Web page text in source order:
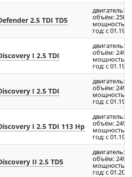
2.5 TDI TD5
двигатель:
объём: 2500
мощность:
год: с 01.1998
I 2.5 TDI
двигатель:
объём: 2496
мощность:
год: с
I 2.5 TDI
двигатель:
объём: 2496
мощность:
год: с
I 2.5 TDI 113 Hp
двигатель:
объём: 2496
мощность:
год: с
II 2.5 TD5
двигатель:
объём: 2496
мощность:
год: с 01.2002